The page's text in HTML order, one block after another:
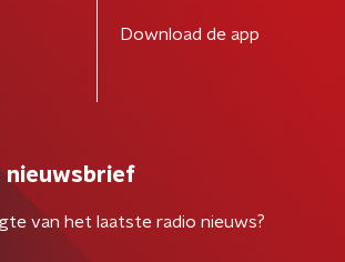
Download de app
nieuwsbrief
van het laatste radio nieuws?